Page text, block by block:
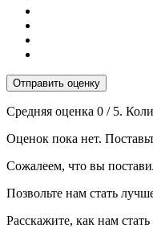
Отправить оценку
Средняя оценка 0 / 5.
Оценок пока нет.
Сожалеем, что вы
Позвольте нам стать
Расскажите, как нам